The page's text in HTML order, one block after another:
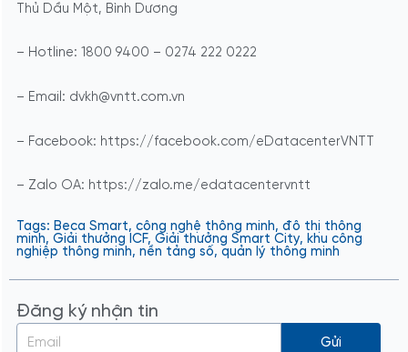
Thủ Dầu Một, Bình Dương
– Hotline: 1800 9400 – 0274 222 0222
– Email: dvkh@vntt.com.vn
– Facebook: https://facebook.com/eDatacenterVNTT
– Zalo OA: https://zalo.me/edatacentervntt
Tags: Beca Smart, công nghệ thông minh, đô thị thông
minh, Giải thưởng ICF, Giải thưởng Smart City, khu công
nghiệp thông minh, nền tảng số, quản lý thông minh
Đăng ký nhận tin
Gửi